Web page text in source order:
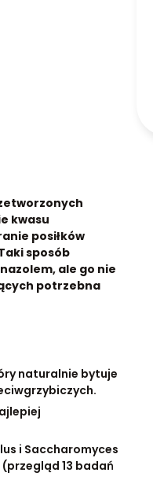
kwasu
posiłków
sposób
ale go nie
potrzebna
naturalnie bytuje
i Saccharomyces
13 badań